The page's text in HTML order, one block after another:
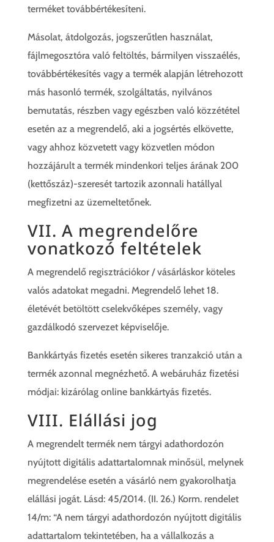
terméket továbbértékesíteni.
Másolat, átdolgozás, jogszerűtlen használat,
fájlmegosztóra való feltöltés, bármilyen visszaélés,
továbbértékesítés vagy a termék alapján létrehozott
más hasonló termék, szolgáltatás, nyilvános
bemutatás, részben vagy egészben való közzététel
esetén az a megrendelő, aki a jogsértés elkövette,
vagy ahhoz közvetett vagy közvetlen módon
hozzájárult a termék mindenkori teljes árának 200
(kettőszáz)-szeresét tartozik azonnali hatállyal
megfizetni az üzemeltetőnek.
VII. A megrendelőre
vonatkozó feltételek
A megrendelő regisztrációkor / vásárláskor köteles
valós adatokat megadni. Megrendelő lehet 18.
életévét betöltött cselekvőképes személy, vagy
gazdálkodó szervezet képviselője.
Bankkártyás fizetés esetén sikeres tranzakció után a
termék azonnal megnézhető. A webáruház fizetési
módjai: kizárólag online bankkártyás fizetés.
VIII. Elállási jog
A megrendelt termék nem tárgyi adathordozón
nyújtott digitális adattartalomnak minősül, melynek
megrendelése esetén a vásárló nem gyakorolhatja
elállási jogát. Lásd: 45/2014. (II. 26.) Korm. rendelet
14/m: “A nem tárgyi adathordozón nyújtott digitális
adattartalom tekintetében, ha a vállalkozás a